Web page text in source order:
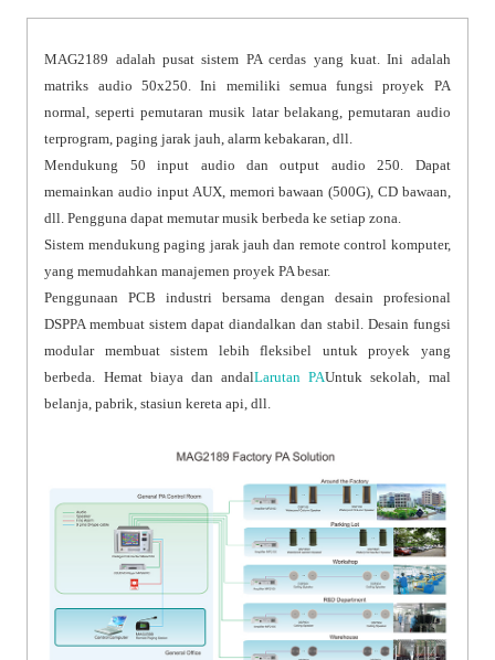
MAG2189 adalah pusat sistem PA cerdas yang kuat. Ini adalah
matriks audio 50x250. Ini memiliki semua fungsi proyek PA
normal, seperti pemutaran musik latar belakang, pemutaran audio
terprogram, paging jarak jauh, alarm kebakaran, dll.
Mendukung 50 input audio dan output audio 250. Dapat
memainkan audio input AUX, memori bawaan (500G), CD bawaan,
dll. Pengguna dapat memutar musik berbeda ke setiap zona.
Sistem mendukung paging jarak jauh dan remote control komputer,
yang memudahkan manajemen proyek PA besar.
Penggunaan PCB industri bersama dengan desain profesional
DSPPA membuat sistem dapat diandalkan dan stabil. Desain fungsi
modular membuat sistem lebih fleksibel untuk proyek yang
berbeda. Hemat biaya dan andalLarutan PAUntuk sekolah, mal
belanja, pabrik, stasiun kereta api, dll.